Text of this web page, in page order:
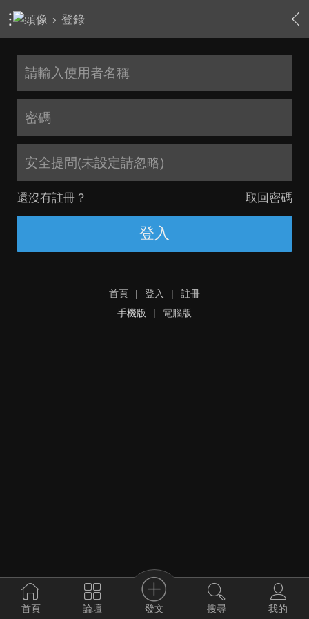
› 登錄
安全提問(未設定請忽略)
還沒有註冊？ 取回密碼
登入
首頁 | 登入 |
註冊
手機版
| 電腦版
首頁 論壇 發文 搜尋 我的